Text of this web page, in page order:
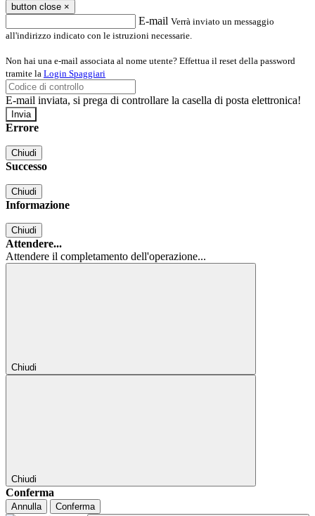
button close ×
E-mail Verrà inviato un messaggio
all'indirizzo indicato con le istruzioni necessarie.
Non hai una e-mail associata al nome utente? Effettua il reset della password
tramite la Login Spaggiari
E-mail inviata, si prega di controllare la casella di posta elettronica!
Errore
Chiudi
Successo
Chiudi
Informazione
Chiudi
Attendere...
Attendere il completamento dell'operazione...
Chiudi
Chiudi
Conferma
Annulla Conferma